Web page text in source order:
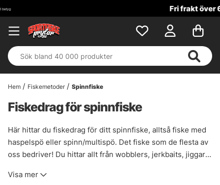
Hem Fiskemetoder Spinnfiske
Fiskedrag för spinnfiske
Här hittar du fiskedrag för ditt spinnfiske, alltså fiske med
haspelspö eller spinn/multispö. Det fiske som de flesta av
oss bedriver! Du hittar allt från wobblers, jerkbaits, jiggar,
andra arter!
Visa mer